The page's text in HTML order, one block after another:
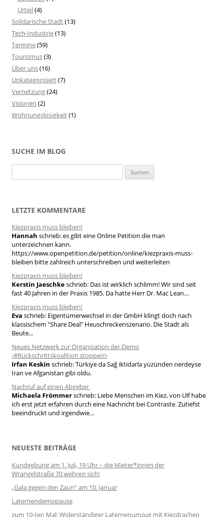
Urteil(4)
Solidarische Stadt(13)
Tech-Industrie(13)
Termine(59)
Tourismus(3)
Über uns(16)
Unkategorisiert(7)
Vernetzung(24)
Visionen (2)
Wohnungslosigkeit(1)
SUCHE IM BLOG
u
n
n
a
c
h
:
LETZTE KOMMENTARE
Kiezpraxis muss bleiben!
Hannah schrieb:es gibt eine Online Petition die man
unterzeichnen kann.
https://www.openpetition.de/petition/online/kiezpraxis-muss-
bleiben bitte zahlreich unterschreiben und weiterleiten
Kiezpraxis muss bleiben!
Kerstin Jaeschkeschrieb: Das ist wirklich schlimm! Wir sind seit
fast 40 Jahren in der Praxis 1985. Da hatte Herr Dr. Mac Lean…
Kiezpraxis muss bleiben!
Eva schrieb: Eigentümerwechsel in der GmbH klingt doch nach
klassischem "Share Deal" Heuschreckenszenario. Die Stadt als
Beute...
Neues Netzwerk zur Organisation der Demo
›#Rückschrittskoalition stoppen!‹
Irfan Keskin schrieb:Türkiye da Sağ iktidarla yüzünden nerdeyse
İran ve Afganistan gibi oldu.
Nachruf auf einen Abgeber
Michaela Frömmerschrieb: Liebe Menschen im Kiez, von Ulf habe
ich erst jetzt erfahren durch eine Nachricht bei Contraste. Zutiefst
beeindruckt und irgendwie…
NEUESTE BEITRÄGE
Kundgebung am 1. Juli, 19 Uhr – die Mieter*innen der
Wrangelstraße 70 wehren sich!
„Gala gegen den Zaun“ am 10. Januar
Laternendemopause
zum 10-ten Mal: Widerständiger Laternenumzug mit Kiezdrachen